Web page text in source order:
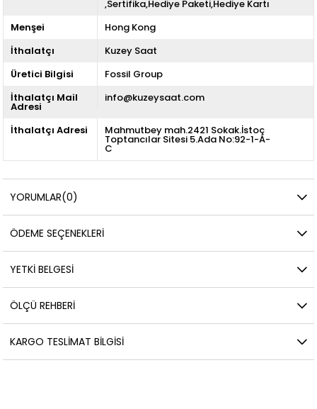
,Sertifika,Hediye Paketi,Hediye Kartı
Menşei
Hong Kong
İthalatçı
Kuzey Saat
Üretici Bilgisi
Fossil Group
İthalatçı Mail
Adresi
info@kuzeysaat.com
İthalatçı Adresi Mahmutbey mah.2421 Sokak.İstoç
Toptancılar Sitesi 5.Ada No:92-1-A-
C
YORUMLAR(0)
ÖDEME SEÇENEKLERI
YETKİ BELGESİ
ÖLÇÜ REHBERI
KARGO TESLIMAT BILGISI